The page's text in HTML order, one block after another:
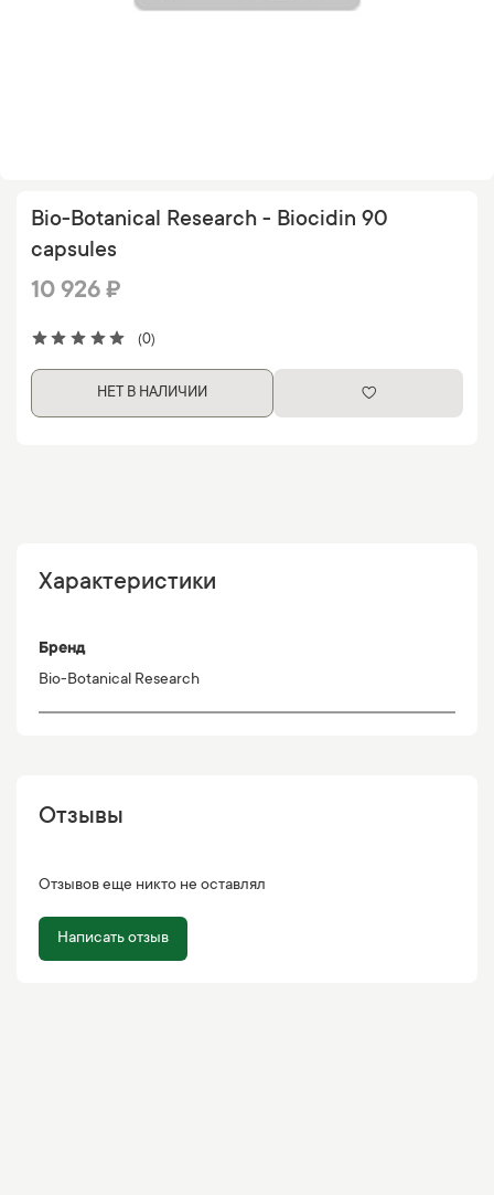
(0)
Bio-Botanical Research - Biocidin 90
capsules
10 926 ₽
НЕТ В НАЛИЧИИ
Характеристики
Бренд
Bio-Botanical Research
Отзывы
Отзывов еще никто не оставлял
Написать отзыв